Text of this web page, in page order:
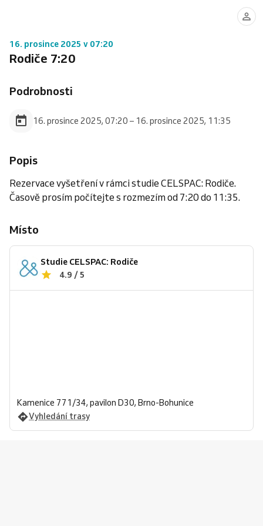
16. prosince 2025 v 07:20
Rodiče 7:20
Podrobnosti
16. prosince 2025, 07:20 – 16. prosince 2025, 11:35
Popis
Rezervace vyšetření v rámci studie CELSPAC: Rodiče.
Časově prosím počítejte s rozmezím od 7:20 do 11:35.
Místo
Studie CELSPAC: Rodiče
4.9 / 5
Kamenice 771/34, pavilon D30, Brno-Bohunice
Vyhledání trasy